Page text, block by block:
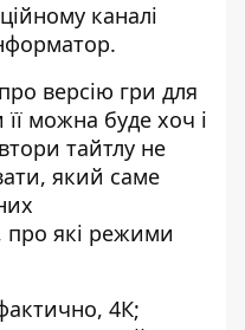
каналі
.
версію гри для
можна буде хоч і
тайтлу не
який саме
про які режими
4К;